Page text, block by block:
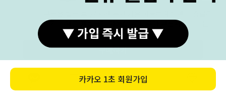
구매하기
까지 무제한 재발급이 가능합니다. 추가 쿠폰사용 문의는
고객센터로 문의주세요.
NOTICE
카카오 1초 회원가입